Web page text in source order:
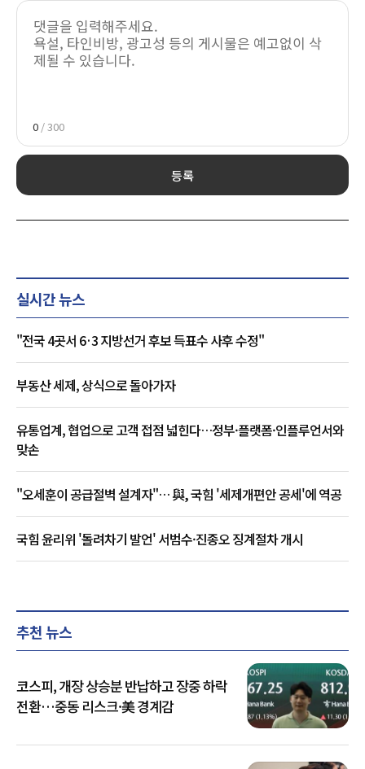
0 / 300
등록
실시간 뉴스
"전국 4곳서 6·3 지방선거 후보 득표수 사후 수정"
부동산 세제, 상식으로 돌아가자
유통업계, 협업으로 고객 접점 넓힌다…정부·플랫폼·인플루언서와
맞손
"오세훈이 공급절벽 설계자"… 與, 국힘 '세제개편안 공세'에 역공
국힘 윤리위 '돌려차기 발언' 서범수·진종오 징계절차 개시
추천 뉴스
코스피, 개장 상승분 반납하고 장중 하락
전환…중동 리스크·美 경계감